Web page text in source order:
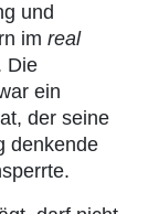
und
im real
Die
ein
der seine
denkende